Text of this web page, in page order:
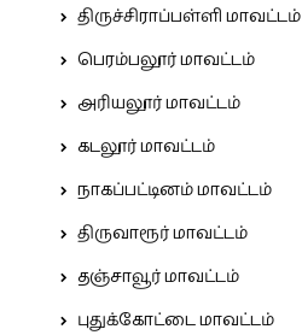
திருச்சிராப்பள்ளி மாவட்டம்
பெரம்பலூர் மாவட்டம்
அரியலூர் மாவட்டம்
கடலூர் மாவட்டம்
நாகப்பட்டினம் மாவட்டம்
திருவாரூர் மாவட்டம்
தஞ்சாவூர் மாவட்டம்
புதுக்கோட்டை மாவட்டம்